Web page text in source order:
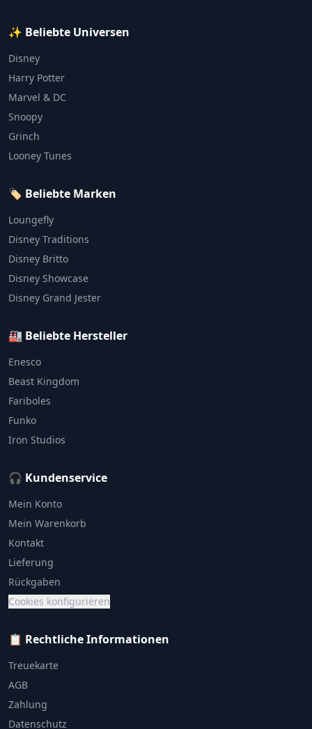
✨ Beliebte Universen
Disney
Harry Potter
Marvel & DC
Snoopy
Grinch
Looney Tunes
🏷️ Beliebte Marken
Loungefly
Disney Traditions
Disney Britto
Disney Showcase
Disney Grand Jester
🏭 Beliebte Hersteller
Enesco
Beast Kingdom
Fariboles
Funko
Iron Studios
🎧 Kundenservice
Mein Konto
Mein Warenkorb
Kontakt
Lieferung
Rückgaben
Cookies konfigurieren
📋 Rechtliche Informationen
Treuekarte
AGB
Zahlung
Datenschutz